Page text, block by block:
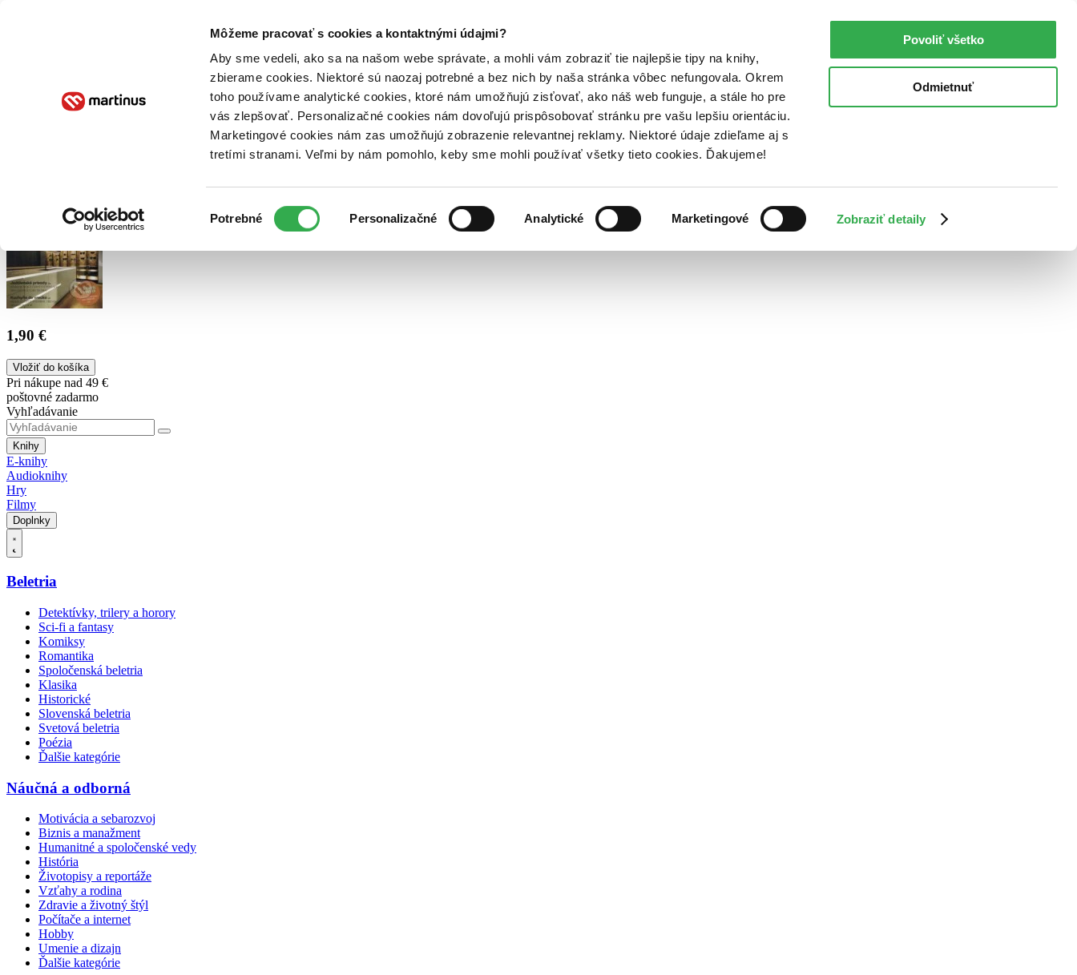
Môžeme pracovať s cookies a kontaktnými údajmi?
Aby sme vedeli, ako sa na našom webe správate, a mohli vám zobraziť tie najlepšie tipy na knihy,
zbierame cookies. Niektoré sú naozaj potrebné a bez nich by naša stránka vôbec nefungovala. Okrem
toho používame analytické cookies, ktoré nám umožňujú zisťovať, ako náš web funguje, a stále ho pre
vás zlepšovať. Personalizačné cookies nám dovoľujú prispôsobovať stránku pre vašu lepšiu orientáciu.
Marketingové cookies nám zas umožňujú zobrazenie relevantnej reklamy. Niektoré údaje zdieľame aj s
tretími stranami. Veľmi by nám pomohlo, keby sme mohli používať všetky tieto cookies. Ďakujeme!
súhlasu
Potrebné Personalizačné Analytické Marketingové Zobraziť detaily
Povoliť všetko
Odmietnuť
Poukážky Kontakt
1,90 €
Vložiť do košíka
Pri nákupe nad 49 €
poštovné zadarmo
Vyhľadávanie
Knihy
E-knihy
Audioknihy
Hry
Filmy
Doplnky
Beletria
Detektívky, trilery a horory
Sci-fi a fantasy
Komiksy
Romantika
Spoločenská beletria
Klasika
Historické
Slovenská beletria
Svetová beletria
Poézia
Ďalšie kategórie
Náučná a odborná
Motivácia a sebarozvoj
Biznis a manažment
Humanitné a spoločenské vedy
História
Životopisy a reportáže
Vzťahy a rodina
Zdravie a životný štýl
Počítače a internet
Hobby
Umenie a dizajn
Ďalšie kategórie